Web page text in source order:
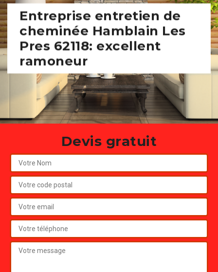
Entreprise entretien de
cheminée Hamblain Les
Pres 62118: excellent
ramoneur
Devis gratuit